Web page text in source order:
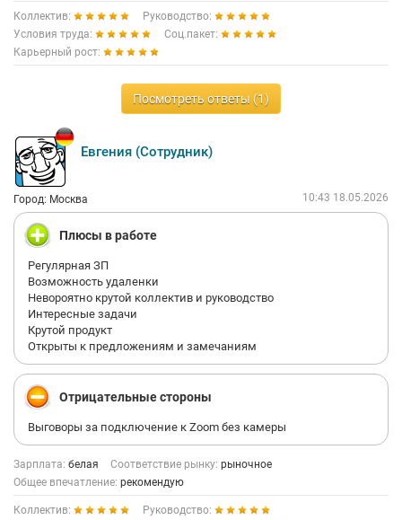
Коллектив:
Руководство:
Условия труда:
Соц.пакет:
Карьерный рост:
Посмотреть ответы (1)
Евгения (Сотрудник)
Город: Москва 10:43 18.05.2026
Плюсы в работе
Регулярная ЗП
Возможность удаленки
Невороятно крутой коллектив и руководство
Интересные задачи
Крутой продукт
Открыты к предложениям и замечаниям
Отрицательные стороны
Выговоры за подключение к Zoom без камеры
Зарплата: белая Соответствие рынку: рыночное
Общее впечатление: рекомендую
Коллектив:
Руководство: